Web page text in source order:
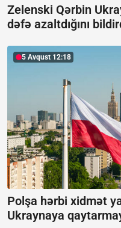
Zelenski Qərbin
dəfə azaltdığını
5 Avqust 12:18
Polşa hərbi xidmət
Ukraynaya